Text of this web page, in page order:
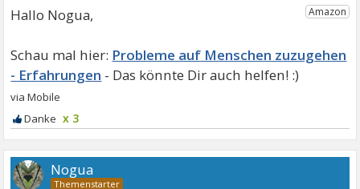
Hallo Nogua,
Probleme auf Menschen zuzugehen
- Erfahrungen
x 3
Nogua